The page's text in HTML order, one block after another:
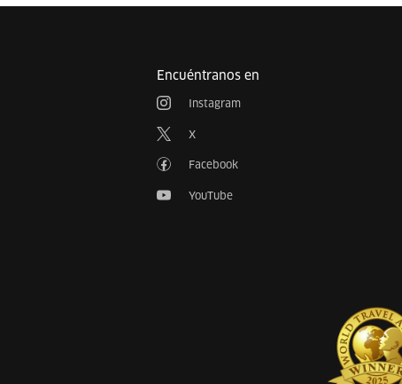
Encuéntranos en
Instagram
X
Facebook
YouTube